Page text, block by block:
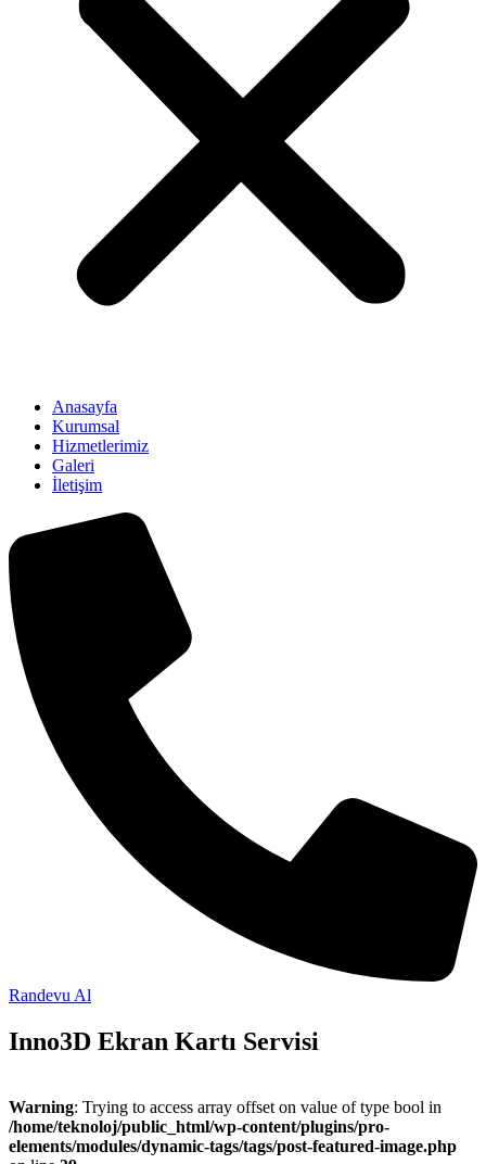
Anasayfa
Kurumsal
Hizmetlerimiz
Galeri
İletişim
Randevu Al
Inno3D Ekran Kartı Servisi
Warning: Trying to access array offset on value of type bool in
/home/teknoloj/public_html/wp-content/plugins/pro-
elements/modules/dynamic-tags/tags/post-featured-image.php